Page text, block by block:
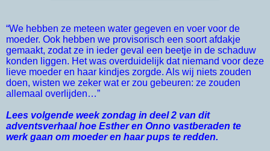
“We hebben ze meteen water gegeven en voer voor de
moeder. Ook hebben we provisorisch een soort afdakje
gemaakt, zodat ze in ieder geval een beetje in de schaduw
konden liggen. Het was overduidelijk dat niemand voor deze
lieve moeder en haar kindjes zorgde. Als wij niets zouden
doen, wisten we zeker wat er zou gebeuren: ze zouden
allemaal overlijden…”
Lees volgende week zondag in deel 2 van dit
adventsverhaal hoe Esther en Onno vastberaden te
werk gaan om moeder en haar pups te redden.